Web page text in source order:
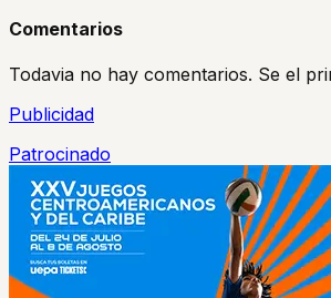
Comentarios
Todavia no hay comentarios. Se el
Publicidad
Patrocinado